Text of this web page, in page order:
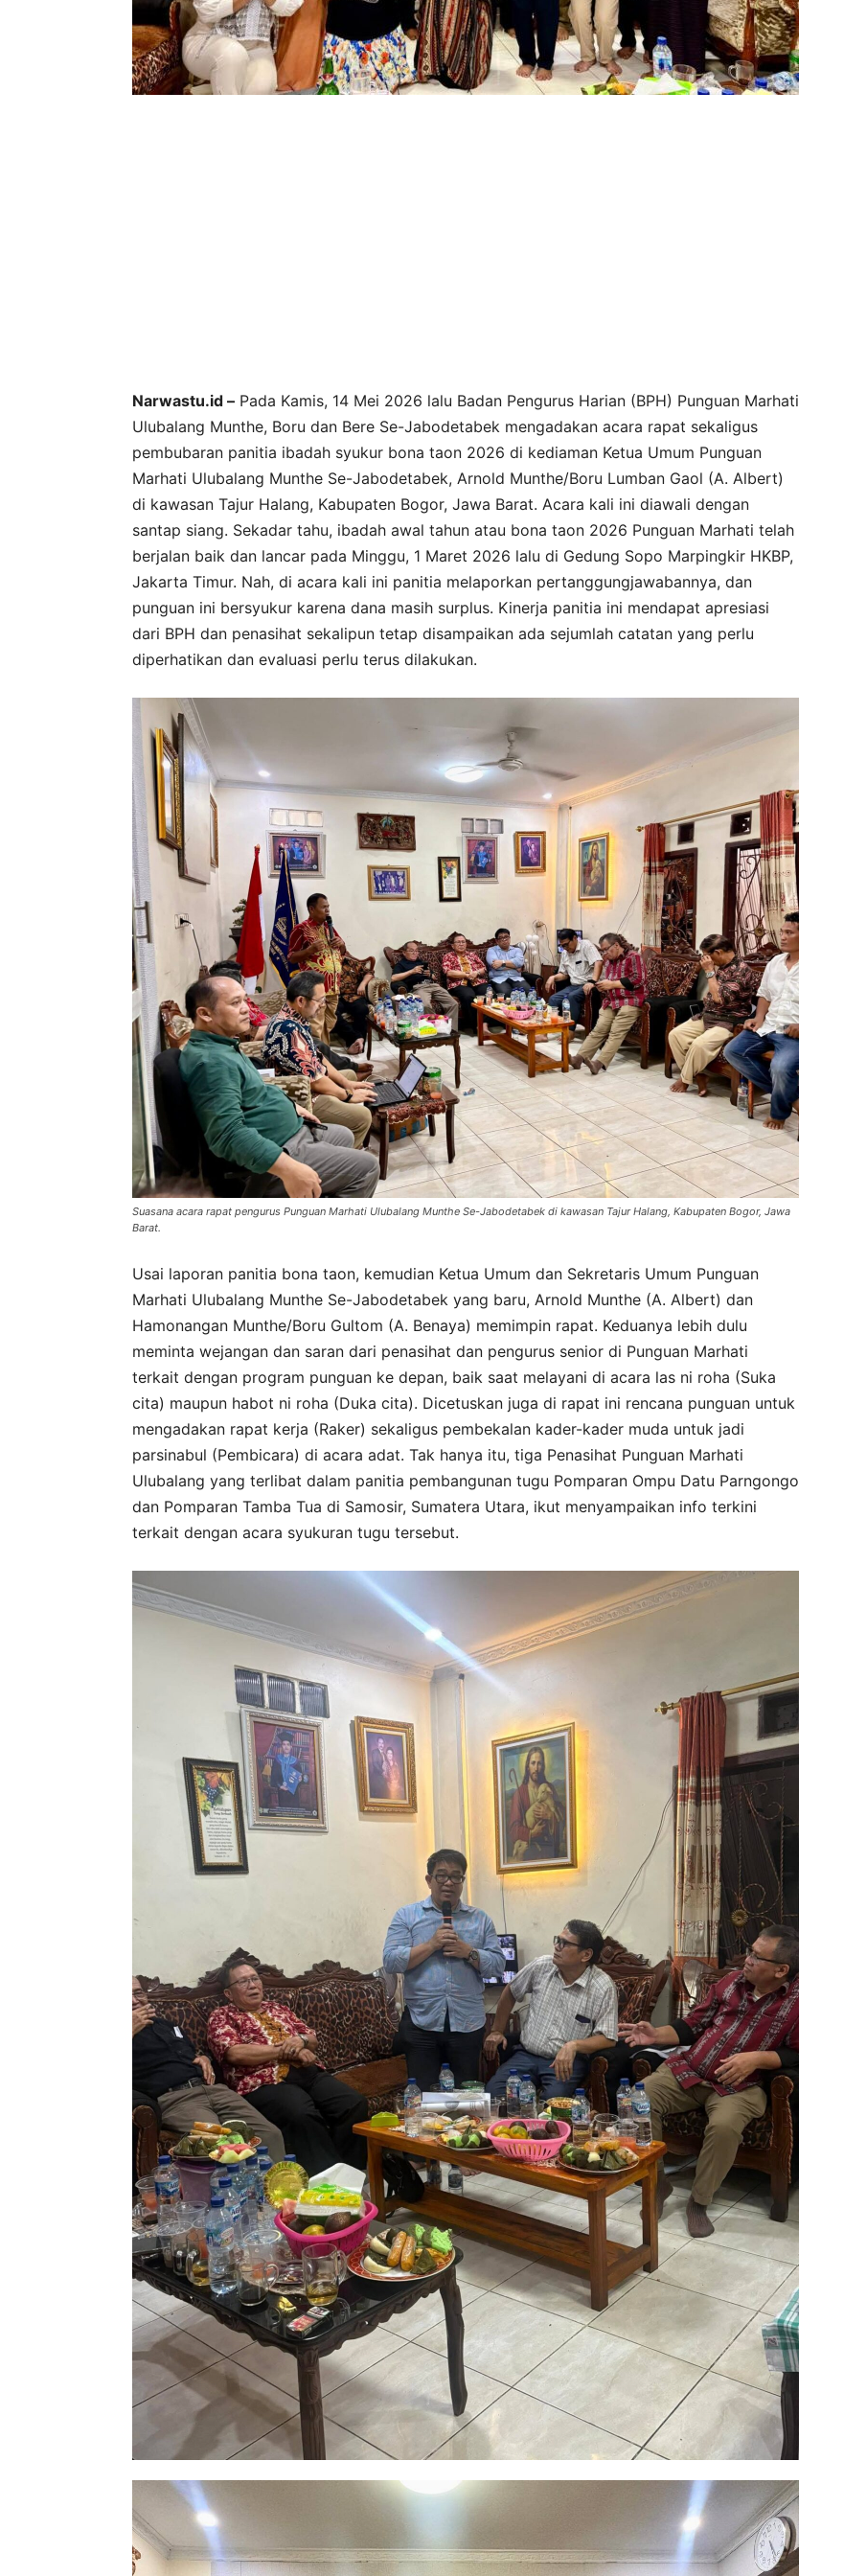
Narwastu.id – Pada Kamis, 14 Mei 2026 lalu Badan Pengurus Harian (BPH) Punguan Marhati
Ulubalang Munthe, Boru dan Bere Se-Jabodetabek mengadakan acara rapat sekaligus
pembubaran panitia ibadah syukur bona taon 2026 di kediaman Ketua Umum Punguan
Marhati Ulubalang Munthe Se-Jabodetabek, Arnold Munthe/Boru Lumban Gaol (A. Albert)
di kawasan Tajur Halang, Kabupaten Bogor, Jawa Barat. Acara kali ini diawali dengan
santap siang. Sekadar tahu, ibadah awal tahun atau bona taon 2026 Punguan Marhati telah
berjalan baik dan lancar pada Minggu, 1 Maret 2026 lalu di Gedung Sopo Marpingkir HKBP,
Jakarta Timur. Nah, di acara kali ini panitia melaporkan pertanggungjawabannya, dan
punguan ini bersyukur karena dana masih surplus. Kinerja panitia ini mendapat apresiasi
dari BPH dan penasihat sekalipun tetap disampaikan ada sejumlah catatan yang perlu
diperhatikan dan evaluasi perlu terus dilakukan.
Suasana acara rapat pengurus Punguan Marhati Ulubalang Munthe Se-Jabodetabek di kawasan Tajur Halang, Kabupaten Bogor, Jawa
Barat.
Usai laporan panitia bona taon, kemudian Ketua Umum dan Sekretaris Umum Punguan
Marhati Ulubalang Munthe Se-Jabodetabek yang baru, Arnold Munthe (A. Albert) dan
Hamonangan Munthe/Boru Gultom (A. Benaya) memimpin rapat. Keduanya lebih dulu
meminta wejangan dan saran dari penasihat dan pengurus senior di Punguan Marhati
terkait dengan program punguan ke depan, baik saat melayani di acara las ni roha (Suka
cita) maupun habot ni roha (Duka cita). Dicetuskan juga di rapat ini rencana punguan untuk
mengadakan rapat kerja (Raker) sekaligus pembekalan kader-kader muda untuk jadi
parsinabul (Pembicara) di acara adat. Tak hanya itu, tiga Penasihat Punguan Marhati
Ulubalang yang terlibat dalam panitia pembangunan tugu Pomparan Ompu Datu Parngongo
dan Pomparan Tamba Tua di Samosir, Sumatera Utara, ikut menyampaikan info terkini
terkait dengan acara syukuran tugu tersebut.